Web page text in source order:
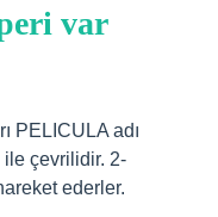
var
PELICULA adı
ile çevrilidir. 2-
ederler.